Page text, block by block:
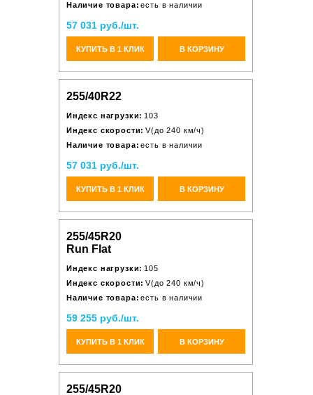
Наличие товара: есть в наличии
57 031 руб./шт.
КУПИТЬ В 1 КЛИК В КОРЗИНУ
255/40R22
Индекс нагрузки: 103
Индекс скорости: V(до 240 км/ч)
Наличие товара: есть в наличии
57 031 руб./шт.
КУПИТЬ В 1 КЛИК В КОРЗИНУ
255/45R20
Run Flat
Индекс нагрузки: 105
Индекс скорости: V(до 240 км/ч)
Наличие товара: есть в наличии
59 255 руб./шт.
КУПИТЬ В 1 КЛИК В КОРЗИНУ
255/45R20